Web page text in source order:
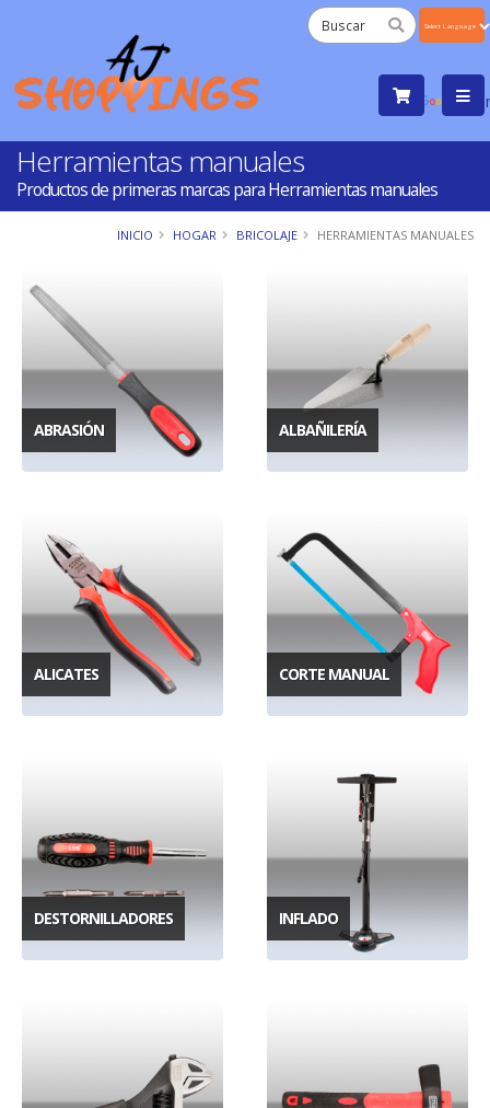
by
Herramientas manuales
Productos de primeras marcas para Herramientas manuales
INICIO HOGAR BRICOLAJE HERRAMIENTAS MANUALES
ABRASIÓN ALBAÑILERÍA
ALICATES CORTE MANUAL
DESTORNILLADORES INFLADO